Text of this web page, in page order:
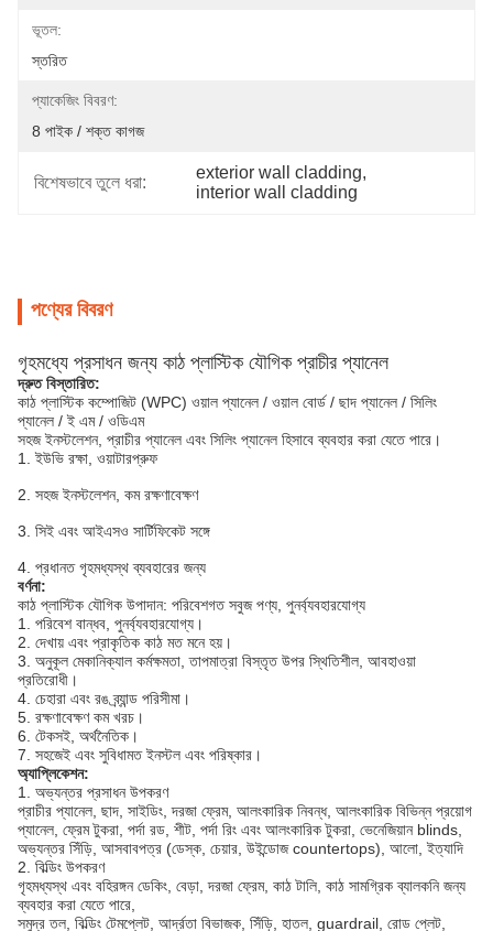
ভূতল:
স্তরিত
প্যাকেজিং বিবরণ:
8 পাইক / শক্ত কাগজ
বিশেষভাবে তুলে ধরা:
exterior wall cladding,
interior wall cladding
পণ্যের বিবরণ
গৃহমধ্যে প্রসাধন জন্য কাঠ প্লাস্টিক যৌগিক প্রাচীর প্যানেল
দ্রুত বিস্তারিত:
কাঠ প্লাস্টিক কম্পোজিট (WPC) ওয়াল প্যানেল / ওয়াল বোর্ড / ছাদ প্যানেল / সিলিং
প্যানেল / ই এম / ওডিএম
সহজ ইনস্টলেশন, প্রাচীর প্যানেল এবং সিলিং প্যানেল হিসাবে ব্যবহার করা যেতে পারে।
1. ইউভি রক্ষা, ওয়াটারপ্রুফ
2. সহজ ইনস্টলেশন, কম রক্ষণাবেক্ষণ
3. সিই এবং আইএসও সার্টিফিকেট সঙ্গে
4. প্রধানত গৃহমধ্যস্থ ব্যবহারের জন্য
বর্ণনা:
কাঠ প্লাস্টিক যৌগিক উপাদান: পরিবেশগত সবুজ পণ্য, পুনর্ব্যবহারযোগ্য
1. পরিবেশ বান্ধব, পুনর্ব্যবহারযোগ্য।
2. দেখায় এবং প্রাকৃতিক কাঠ মত মনে হয়।
3. অনুকূল মেকানিক্যাল কর্মক্ষমতা, তাপমাত্রা বিস্তৃত উপর স্থিতিশীল, আবহাওয়া
প্রতিরোধী।
4. চেহারা এবং রঙ ব্র্যান্ড পরিসীমা।
5. রক্ষণাবেক্ষণ কম খরচ।
6. টেকসই, অর্থনৈতিক।
7. সহজেই এবং সুবিধামত ইনস্টল এবং পরিষ্কার।
অ্যাপ্লিকেশন:
1. অভ্যন্তর প্রসাধন উপকরণ
প্রাচীর প্যানেল, ছাদ, সাইডিং, দরজা ফ্রেম, আলংকারিক নিবন্ধ, আলংকারিক বিভিন্ন প্রয়োগ
প্যানেল, ফ্রেম টুকরা, পর্দা রড, শীট, পর্দা রিং এবং আলংকারিক টুকরা, ভেনেজিয়ান blinds,
অভ্যন্তর সিঁড়ি, আসবাবপত্র (ডেস্ক, চেয়ার, উইন্ডোজ countertops), আলো, ইত্যাদি
2. বিল্ডিং উপকরণ
গৃহমধ্যস্থ এবং বহিরঙ্গন ডেকিং, বেড়া, দরজা ফ্রেম, কাঠ টালি, কাঠ সামগ্রিক ব্যালকনি জন্য
ব্যবহার করা যেতে পারে,
সমুদ্র তল, বিল্ডিং টেমপ্লেট, আর্দ্রতা বিভাজক, সিঁড়ি, হাতল, guardrail, রোড প্লেট,